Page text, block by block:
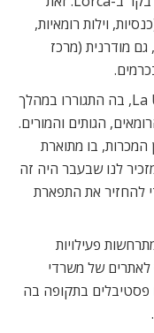
וילות רומאיות,
מודרנית (מרכז
עיירה נוספת שכדאי לבקר בה היא La Union, בה התגוררו במהלך
הגותים והמורים.
המכרות, בו מתוארת
לנו שבעבר היה זה
להחזיר את התפארת
פעילויות
של משרדי
פסטיבלים בתקופה בה